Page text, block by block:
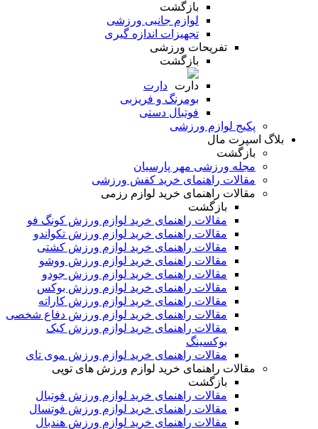
بازگشت
لوازم جانبی ورزشی
تجهیزات اندازه گیری
تفریحات ورزشی
بازگشت
دارت
بومرنگ و فریزبی
فوتبال دستی
پکیج لوازم ورزشی
بلاگ اسپرت مال
بازگشت
مجله ورزشی مهر پارسیان
مقالات راهنمای خرید کفش ورزشی
مقالات راهنمای خرید لوازم رزمی
بازگشت
مقالات راهنمای خرید لوازم ورزش کونگ فو
مقالات راهنمای خرید لوازم ورزش تکواندو
مقالات راهنمای خرید لوازم ورزش کشتی
مقالات راهنمای خرید لوازم ورزش ووشو
مقالات راهنمای خرید لوازم ورزش جودو
مقالات راهنمای خرید لوازم ورزش بوکس
مقالات راهنمای خرید لوازم ورزش کاراته
مقالات راهنمای خرید لوازم ورزش دفاع شخصی
مقالات راهنمای خرید لوازم ورزش کیک
بوکسینگ
مقالات راهنمای خرید لوازم ورزش موی تای
مقالات راهنمای خرید لوازم ورزش های توپی
بازگشت
مقالات راهنمای خرید لوازم ورزش فوتبال
مقالات راهنمای خرید لوازم ورزش فوتسال
مقالات راهنمای خرید لوازم ورزش هندبال